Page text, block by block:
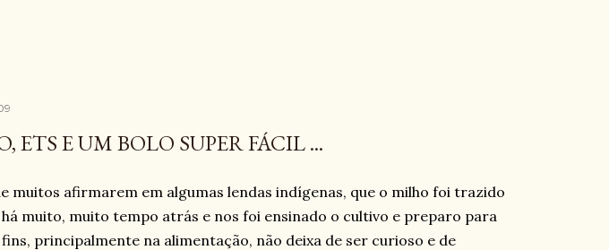
ETS E UM BOLO SUPER FÁCIL ...
muitos afirmarem em algumas lendas indígenas, que o milho foi trazido
muito, muito tempo atrás e nos foi ensinado o cultivo e preparo para
principalmente na alimentação, não deixa de ser curioso e de